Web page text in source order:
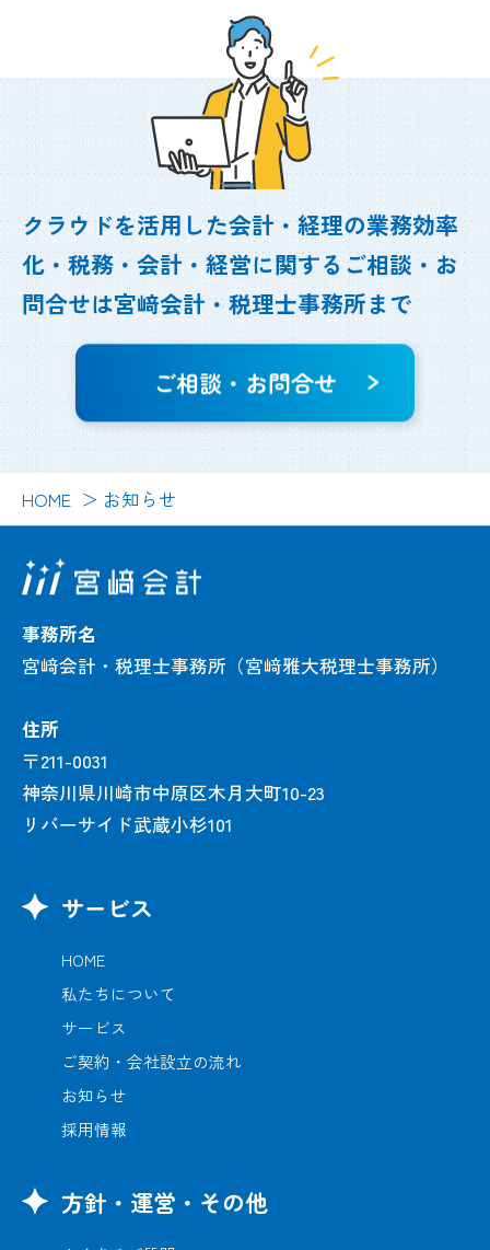
クラウドを活用した会計・経理の業務効率
化・税務・会計・経営に関するご相談・お
問合せは宮﨑会計・税理士事務所まで
ご相談・お問合せ
HOME お知らせ
事務所名
宮﨑会計・税理士事務所（宮﨑雅大税理士事務所）
住所
〒211-0031
神奈川県川崎市中原区木月大町10-23
リバーサイド武蔵小杉101
サービス
HOME
私たちについて
サービス
ご契約・会社設立の流れ
お知らせ
採用情報
方針・運営・その他